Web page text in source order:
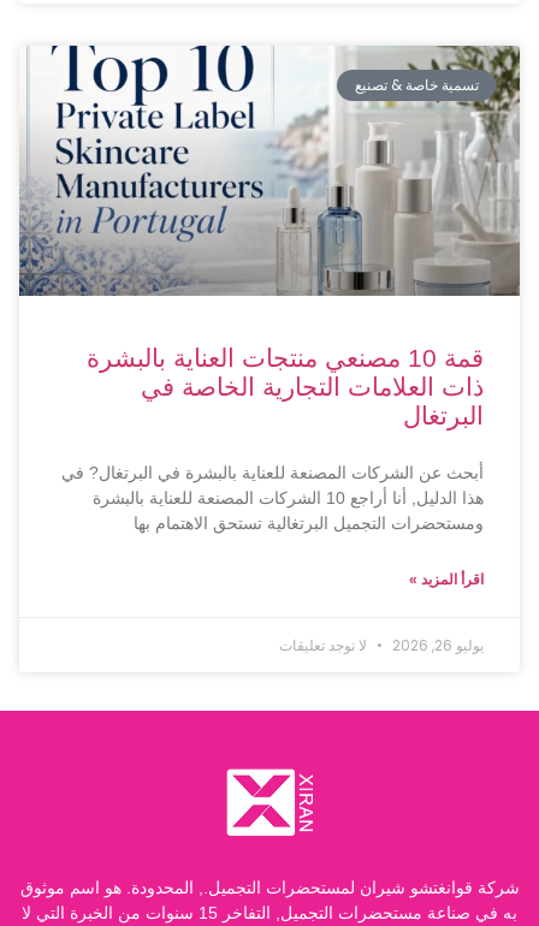
تسمية خاصة & تصنيع
قمة 10 مصنعي منتجات العناية بالبشرة
ذات العلامات التجارية الخاصة في
البرتغال
أبحث عن الشركات المصنعة للعناية بالبشرة في البرتغال? في
هذا الدليل, أنا أراجع 10 الشركات المصنعة للعناية بالبشرة
ومستحضرات التجميل البرتغالية تستحق الاهتمام بها
اقرأ المزيد »
يوليو 26, 2026 لا توجد تعليقات
شركة قوانغتشو شيران لمستحضرات التجميل., المحدودة. هو اسم موثوق
به في صناعة مستحضرات التجميل, التفاخر 15 سنوات من الخبرة التي لا